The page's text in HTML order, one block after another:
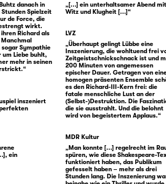
danach in
Spielzeit
de Force, die
wirkt.
Richard als
Manchmal
Sympathie
Liebe buhlt,
mehr in seinen
inszeniert
ein
„[...] ein unterhaltsamer Abend mit
Witz und Klugheit [...]“
LVZ
„Überhaupt gelingt Lübbe eine
Inszenierung, die wohltuend frei
Zeitgeistschnickschnack ist und
200 Minuten von angemessen
epischer Dauer. Getragen von
homogen präsenten Ensemble
es den Richard-III-Kern frei: die
fatale menschliche Lust an der
(Selbst-)Destruktion. Die
die sie ausstrahlt. Und die belohnt
wird von begeistertem Applaus.“
MDR Kultur
„Man konnte [...] regelrecht im
spüren, wie diese Shakespeare-
funktioniert haben, das Publikum
gefesselt haben – mehr als drei
Stunden lang. Die Inszenierung